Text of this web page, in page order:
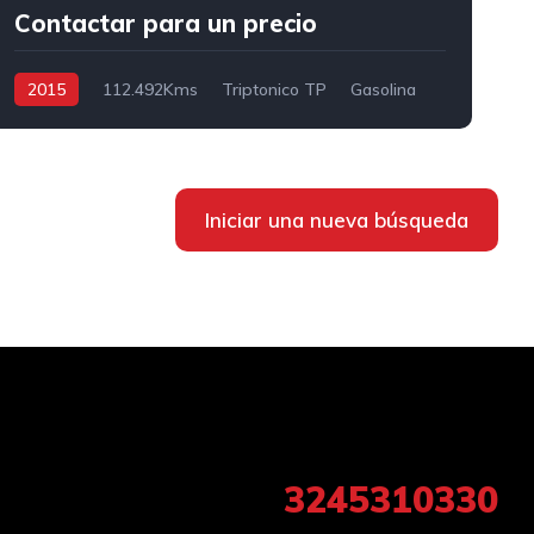
Contactar para un precio
2015 112.492Kms Triptonico TP
Gasolina
Iniciar una nueva búsqueda
3245310330